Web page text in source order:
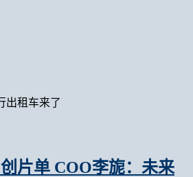
出租车来了
片单 COO李旎：未来